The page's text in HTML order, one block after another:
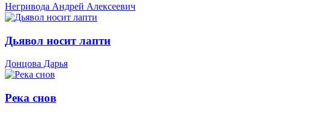
Негривода Андрей Алексеевич
Дьявол носит лапти
Донцова Дарья
Река снов